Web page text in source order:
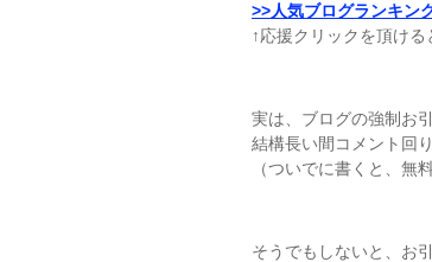
>>人気ブログランキン
↑応援クリックを頂け
実は、ブログの強制お
結構長い間コメント回
（ついでに書くと、無
そうでもしないと、お